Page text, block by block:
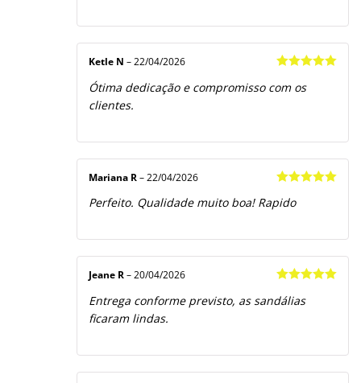
de 5
Ketle N – 22/04/2026
Ótima dedicação e compromisso com os
clientes.
de 5
Mariana R – 22/04/2026
Perfeito. Qualidade muito boa! Rapido
de 5
Jeane R – 20/04/2026
Entrega conforme previsto, as sandálias
ficaram lindas.